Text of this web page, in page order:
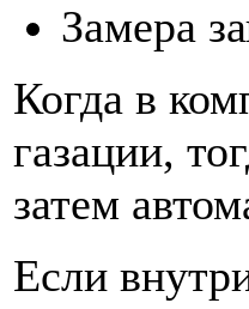
Замера
Когда в
газации,
затем
Если